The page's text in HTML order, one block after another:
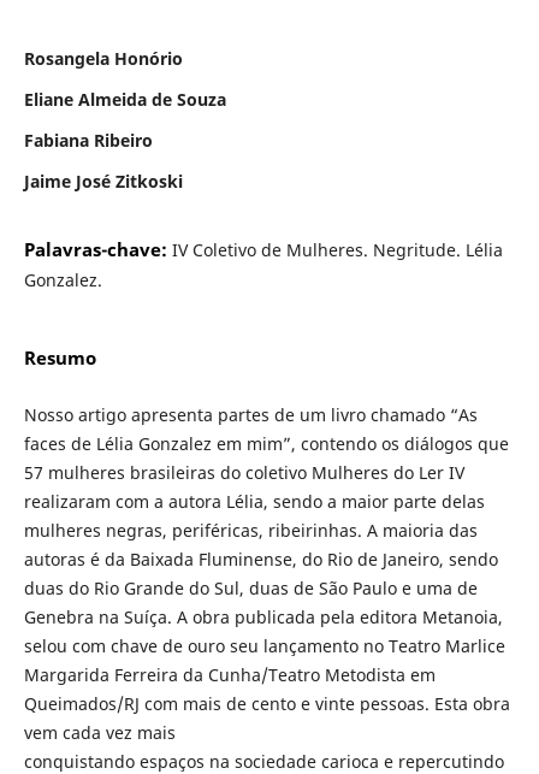
Rosangela Honório
Eliane Almeida de Souza
Fabiana Ribeiro
Jaime José Zitkoski
Palavras-chave: IV Coletivo de Mulheres. Negritude. Lélia
Gonzalez.
Resumo
Nosso artigo apresenta partes de um livro chamado “As
faces de Lélia Gonzalez em mim”, contendo os diálogos que
57 mulheres brasileiras do coletivo Mulheres do Ler IV
realizaram com a autora Lélia, sendo a maior parte delas
mulheres negras, periféricas, ribeirinhas. A maioria das
autoras é da Baixada Fluminense, do Rio de Janeiro, sendo
duas do Rio Grande do Sul, duas de São Paulo e uma de
Genebra na Suíça. A obra publicada pela editora Metanoia,
selou com chave de ouro seu lançamento no Teatro Marlice
Margarida Ferreira da Cunha/Teatro Metodista em
Queimados/RJ com mais de cento e vinte pessoas. Esta obra
vem cada vez mais
conquistando espaços na sociedade carioca e repercutindo